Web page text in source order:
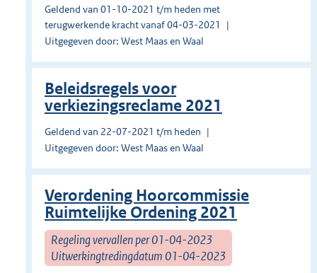
Geldend van 01-10-2021 t/m heden met
terugwerkende kracht vanaf 04-03-2021
Uitgegeven door: West Maas en Waal
Beleidsregels voor
verkiezingsreclame 2021
Geldend van 22-07-2021 t/m heden
Uitgegeven door: West Maas en Waal
Verordening Hoorcommissie
Ruimtelijke Ordening 2021
Regeling vervallen per 01-04-2023
Uitwerkingtredingdatum 01-04-2023